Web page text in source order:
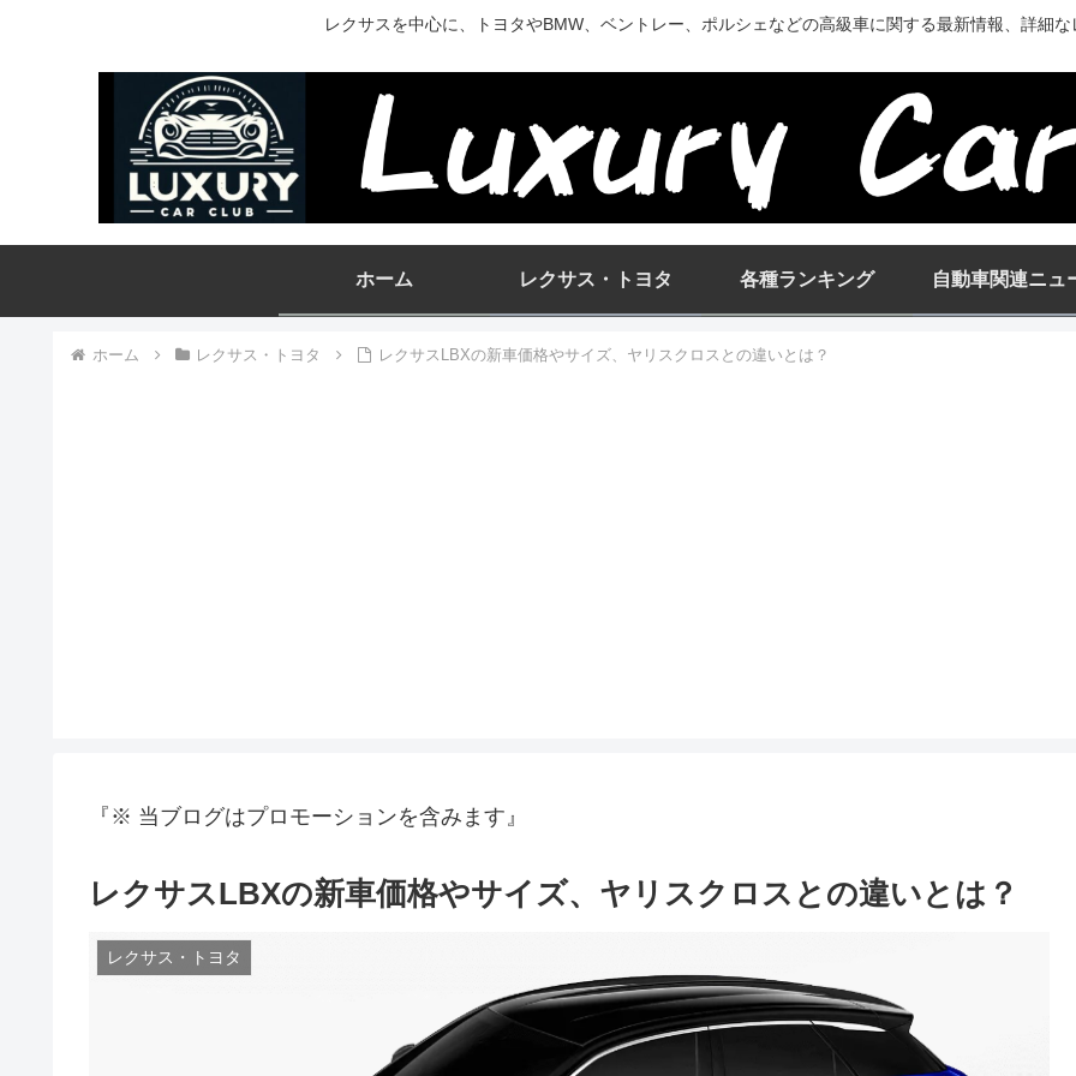
レクサスを中心に、トヨタやBMW、ベントレー、ポルシェなどの高級車に関する最新情報、詳細
ホーム レクサス・トヨタ 各種ランキング 自動車関連ニュ
ホーム レクサス・トヨタ レクサスLBXの新車価格やサイズ、ヤリスクロスとの違いとは？
『※ 当ブログはプロモーションを含みます』
レクサスLBXの新車価格やサイズ、ヤリスクロスとの違いとは？
レクサス・トヨタ